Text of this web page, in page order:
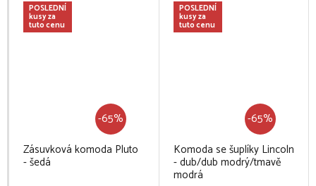
POSLEDNÍ
kusy za
tuto cenu
-65%
Zásuvková komoda Pluto
- šedá
POSLEDNÍ
kusy za
tuto cenu
-65%
Komoda se šuplíky Lincoln
- dub/dub modrý/tmavě
modrá